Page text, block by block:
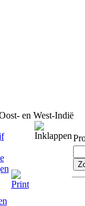
en West-Indië